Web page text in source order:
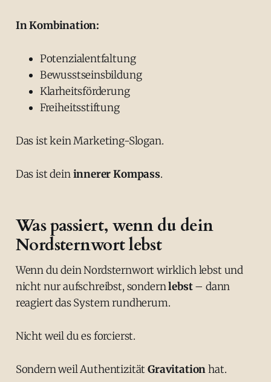
In Kombination:
Potenzialentfaltung
Bewusstseinsbildung
Klarheitsförderung
Freiheitsstiftung
Das ist kein Marketing-Slogan.
Das ist deininnerer Kompass.
Was passiert, wenn du dein
Nordsternwort lebst
Wenn du dein Nordsternwort wirklich lebst und
nicht nur aufschreibst, sondernlebst– dann
reagiert das System rundherum.
Nicht weil du es forcierst.
Sondern weil AuthentizitätGravitationhat.